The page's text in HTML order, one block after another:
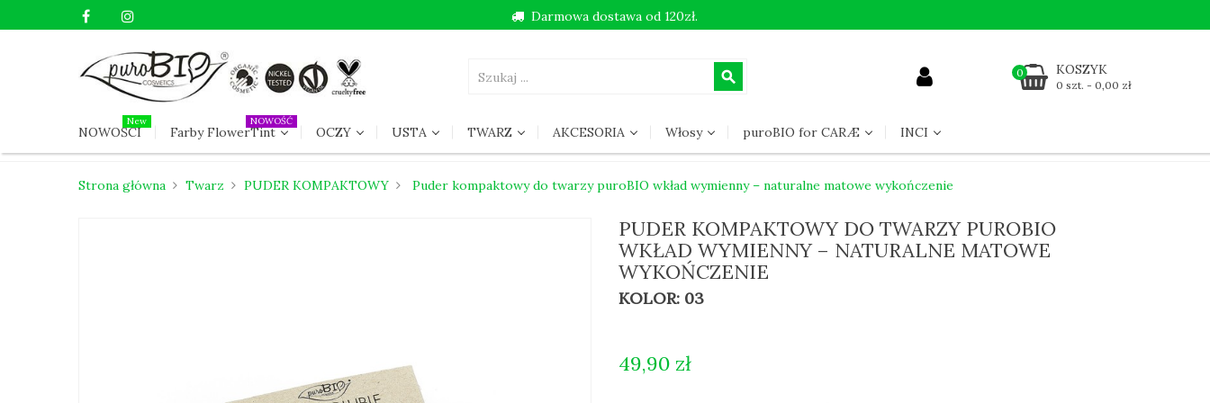
search KOSZYK
0 szt. - 0,00 zł
0
NOWOŚCI
New
Farby FlowerTint
NOWOŚĆ
OCZY USTA TWARZ AKCESORIA Włosy puroBIO for CARÆ INCI
Darmowa dostawa od 120zł.
Strona główna Twarz PUDER KOMPAKTOWY Puder kompaktowy do twarzy puroBIO wkład wymienny – naturalne matowe wykończenie
PUDER KOMPAKTOWY DO TWARZY PUROBIO
WKŁAD WYMIENNY – NATURALNE MATOWE
WYKOŃCZENIE
KOLOR: 03
49,90 zł